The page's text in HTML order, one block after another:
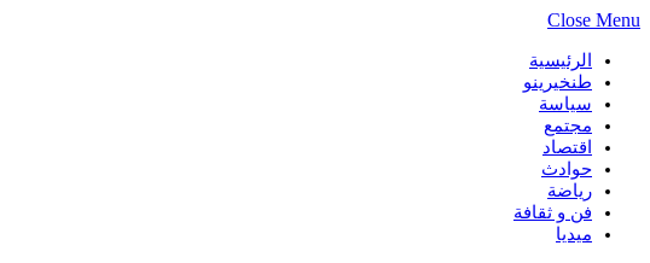
Close Menu
الرئيسية
طنخيرينو
سياسة
مجتمع
اقتصاد
حوادث
رياضة
فن و ثقافة
ميديا